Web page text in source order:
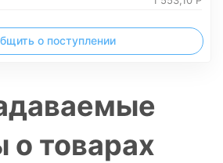
о поступлении
о товарах